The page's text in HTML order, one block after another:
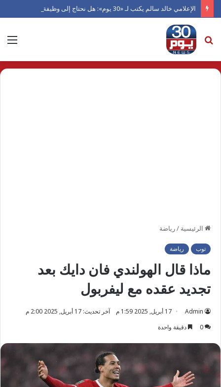
الإعلامي خالد سالم يكتب لـ «30 يوم»: هل نحتاج إلى وظيفة إعلامي؟
بحث
عن
الرئيسية /رياضة
توب رياضة
ماذا قال الهولندي فان دايك بعد
تجديد عقده مع ليفربول
Admin 17 أبريل, 2025 1:59 م
آخر تحديث: 17 أبريل, 2025 2:00 م
0
دقيقة واحدة